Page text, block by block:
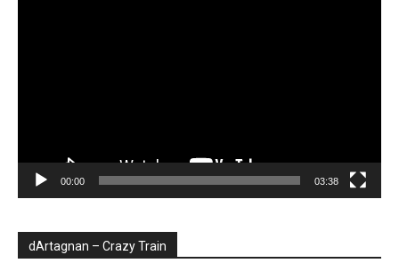
00:00 03:38
dArtagnan – Crazy Train